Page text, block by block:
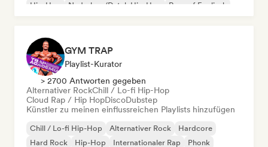
Hip-Hop
Nederhop/Dutch Hip-Hop
Rap auf Englisch
GYM TRAP
Playlist-Kurator
> 2700 Antworten gegeben
Alternativer RockChill / Lo-fi Hip-Hop
Cloud Rap / Hip HopDiscoDubstep
Künstler zu meinen einflussreichen Playlists hinzufügen
Chill / Lo-fi Hip-Hop Alternativer Rock
Hardcore
Hard Rock
Hip-Hop Internationaler Rap
Phonk